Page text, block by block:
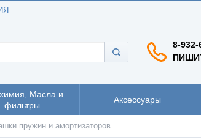
8-932-
Масла и
фильтры
Аксессуары
пружин и амортизаторов